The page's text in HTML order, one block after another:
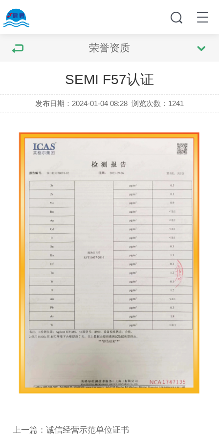
荣誉资质
SEMI F57认证
发布日期：2024-01-04 08:28 浏览次数： 1241
上一篇：诚信经营示范单位证书